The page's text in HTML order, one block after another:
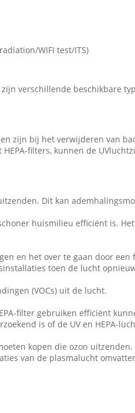
WIFI test/ITS)
verschillende beschikbare
zijn bij het verwijderen van
filters, kunnen de
Dit kan
huismilieu efficiënt is. Het
en het over te gaan door
toen de lucht
(VOCs) uit de lucht.
filter gebruiken efficiënt
is of de UV en HEPA-
kopen die ozon uitzenden.
van de plasmalucht